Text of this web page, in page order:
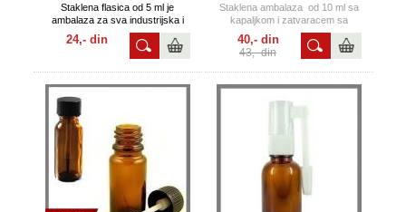
Staklena flasica od 5 ml je
ambalaza za sva industrijska i
rucna punjenja,precnika otvora
grla 18mm.
24,- din
Staklena ambalaza od 10 ml sa
kapaljkom i zatvaracem sa
sigurnosnim prstenom.
40,- din
43,- din